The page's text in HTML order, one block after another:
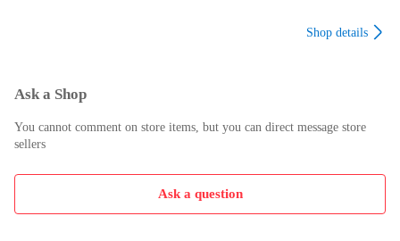
Shop details
Ask a Shop
You cannot comment on store items, but you can direct message store
sellers
Ask a question